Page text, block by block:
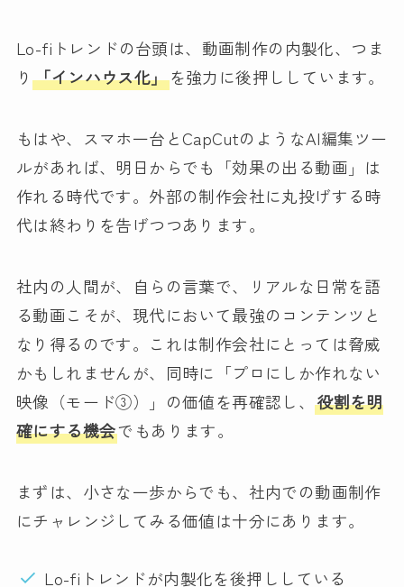
Lo-fiトレンドの台頭は、動画制作の内製化、つま
り「インハウス化」を強力に後押ししています。
もはや、スマホ一台とCapCutのようなAI編集ツー
ルがあれば、明日からでも「効果の出る動画」は
作れる時代です。外部の制作会社に丸投げする時
代は終わりを告げつつあります。
社内の人間が、自らの言葉で、リアルな日常を語
る動画こそが、現代において最強のコンテンツと
なり得るのです。これは制作会社にとっては脅威
かもしれませんが、同時に「プロにしか作れない
映像（モード③）」の価値を再確認し、役割を明
確にする機会でもあります。
まずは、小さな一歩からでも、社内での動画制作
にチャレンジしてみる価値は十分にあります。
Lo-fiトレンドが内製化を後押ししている